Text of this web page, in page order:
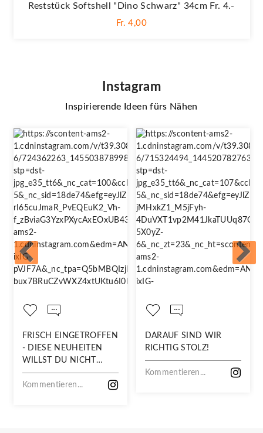
Reststück Softshell "Dino Schwarz" 34cm Fr. 4.-
Fr. 4,00
Instagram
Inspirierende Ideen fürs Nähen
FRISCH EINGETROFFEN
- DIESE NEUHEITEN
WILLST DU NICHT
VERPASSEN!
Kommentieren...
DARAUF SIND WIR
RICHTIG STOLZ!
Kommentieren...